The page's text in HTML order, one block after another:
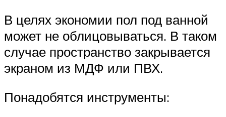
В целях экономии пол под ванной
может не облицовываться. В таком
случае пространство закрывается
экраном из МДФ или ПВХ.
Понадобятся инструменты: